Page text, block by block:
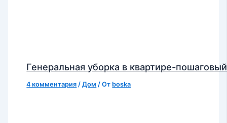
Генеральная уборка в квартире-
4 комментария /Дом / От boska